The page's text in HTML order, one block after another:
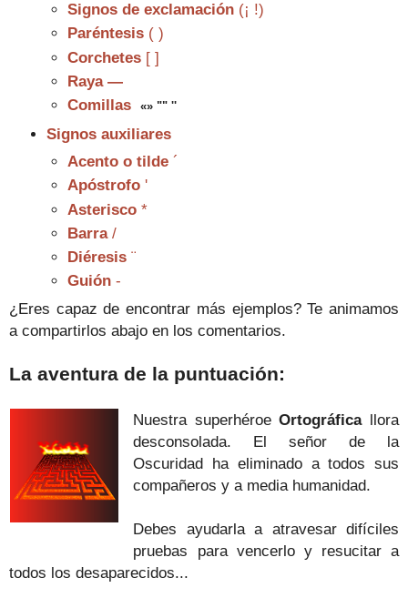
Signos de exclamación(¡ !)
Paréntesis ( )
Corchetes [ ]
Raya —
Comillas
«» "" ''
Signos auxiliares
Acento o tilde´
Apóstrofo '
Asterisco *
Barra /
Diéresis ¨
Guión -
¿Eres capaz de encontrar más ejemplos? Te animamos
a compartirlos abajo en los comentarios.
La aventura de la puntuación:
Nuestra superhéroeOrtográficallora
desconsolada. El señor de la
Oscuridad ha eliminado a todos sus
compañeros y a media humanidad.
Debes ayudarla a atravesar difíciles
pruebas para vencerlo y resucitar a
todos los desaparecidos...